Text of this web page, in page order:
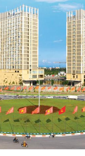
nhận và giải
nhận và giải
nhận và giải
nhận và giải